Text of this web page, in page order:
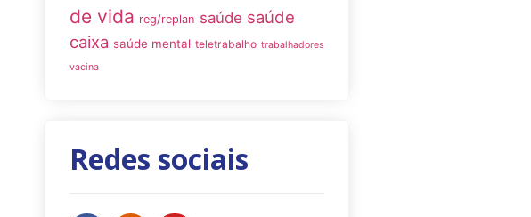
de vida reg/replan saúde saúde
caixa saúde mental teletrabalho trabalhadores
vacina
Redes sociais